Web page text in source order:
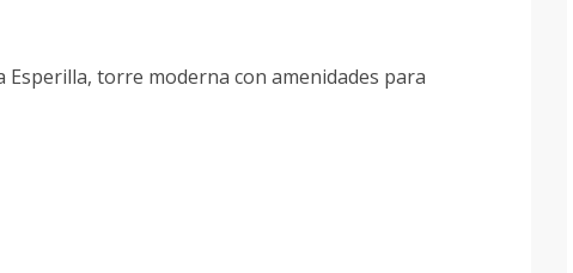
torre moderna con amenidades para